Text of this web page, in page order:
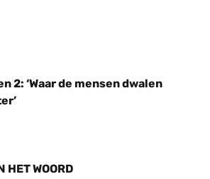
2: ‘Waar de mensen dwalen
HET WOORD